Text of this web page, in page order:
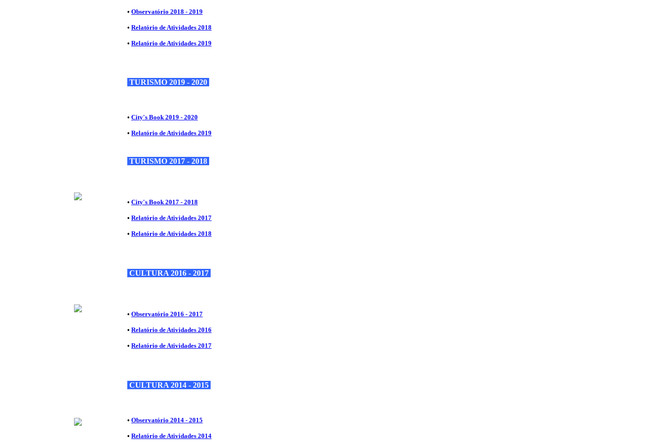
• Observatório 2018 - 2019
• Relatório de Atividades 2018
• Relatório de Atividades 2019
TURISMO 2019 - 2020
• City's Book 2019 - 2020
• Relatório de Atividades 2019
TURISMO 2017 - 2018
• City's Book 2017 - 2018
• Relatório de Atividades 2017
• Relatório de Atividades 2018
CULTURA 2016 - 2017
• Observatório 2016 - 2017
• Relatório de Atividades 2016
• Relatório de Atividades 2017
CULTURA 2014 - 2015
• Observatório 2014 - 2015
• Relatório de Atividades 2014